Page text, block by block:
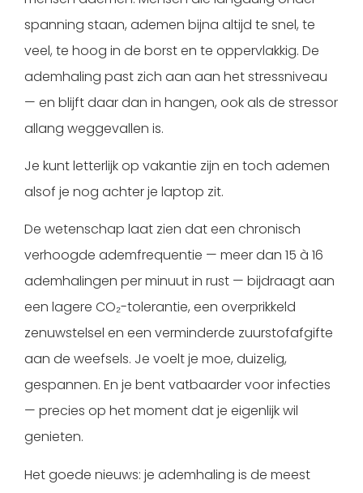
spanning staan, ademen bijna altijd te snel, te
veel, te hoog in de borst en te oppervlakkig. De
ademhaling past zich aan aan het stressniveau
— en blijft daar dan in hangen, ook als de stressor
allang weggevallen is.
Je kunt letterlijk op vakantie zijn en toch ademen
alsof je nog achter je laptop zit.
De wetenschap laat zien dat een chronisch
verhoogde ademfrequentie — meer dan 15 à 16
ademhalingen per minuut in rust — bijdraagt aan
een lagere CO₂-tolerantie, een overprikkeld
zenuwstelsel en een verminderde zuurstofafgifte
aan de weefsels. Je voelt je moe, duizelig,
gespannen. En je bent vatbaarder voor infecties
— precies op het moment dat je eigenlijk wil
genieten.
Het goede nieuws: je ademhaling is de meest